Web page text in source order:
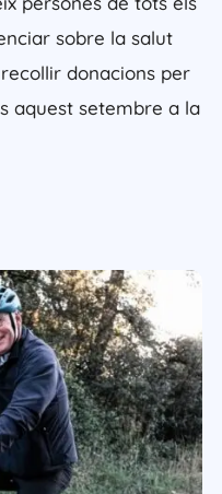
sobre la salut
donacions per
aquest setembre a la